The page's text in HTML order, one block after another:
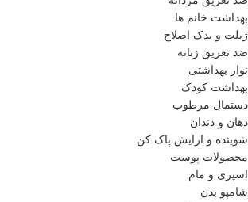
بهداشت خانم ها
ژیلت و یدک اصلاح
ضد تعریق زنانه
نوار بهداشتی
بهداشت کودک
دستمال مرطوب
دهان و دندان
شوینده و ارایش پاک کن
محصولات پوست
اسپری و مام
شامپو بدن